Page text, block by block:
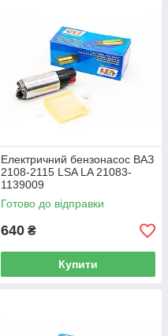
Електричний бензонасос ВАЗ
2108-2115 LSA LA 21083-
1139009
Готово до відправки
640 ₴
Купити